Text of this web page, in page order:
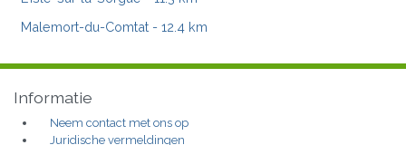
Malemort-du-Comtat - 12.4 km
Informatie
Neem contact met ons op
Juridische vermeldingen